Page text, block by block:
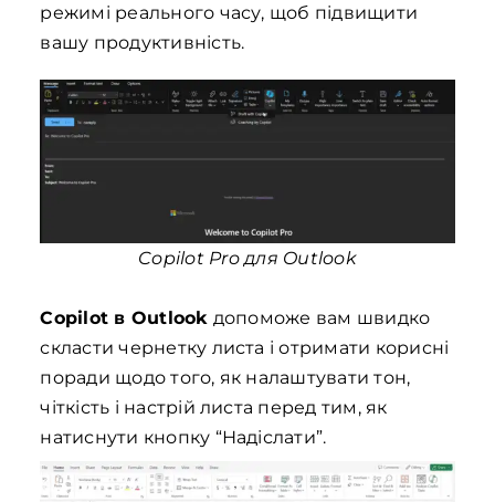
режимі реального часу, щоб підвищити
вашу продуктивність.
Copilot Pro для Outlook
Copilot в Outlook допоможе вам швидко
скласти чернетку листа і отримати корисні
поради щодо того, як налаштувати тон,
чіткість і настрій листа перед тим, як
натиснути кнопку “Надіслати”.